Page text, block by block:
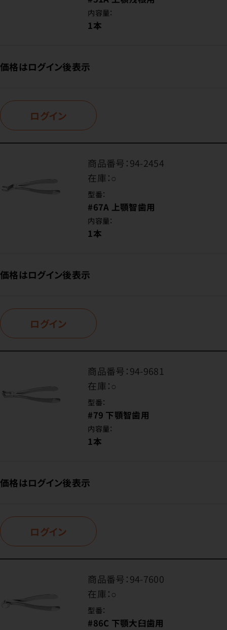
内容量：
1本
価格はログイン後表示
ログイン
商品番号：94-2454
在庫：○
型番：
#67A 上顎智歯用
内容量：
1本
価格はログイン後表示
ログイン
商品番号：94-9681
在庫：○
型番：
#79 下顎智歯用
内容量：
1本
価格はログイン後表示
ログイン
商品番号：94-7600
在庫：○
型番：
#86C 下顎大臼歯用